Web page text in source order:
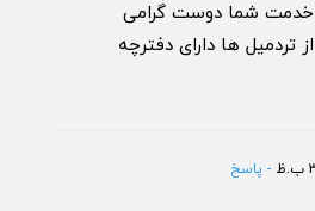
خدمت شما دوست گرامی
تردمیل ها دارای دفترچه
- پاسخ